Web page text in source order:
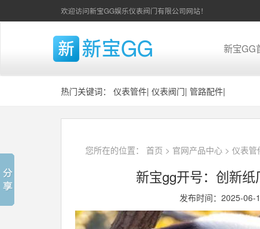
欢迎访问新宝GG娱乐仪表阀门有限公司网站！
新宝GG
热门关键词： 仪表管件| 仪表阀门| 管路配件|
您所在的位置： 首页 > 官网产品中心 > 仪表管
新宝gg开号：创新
发布时间：2025-